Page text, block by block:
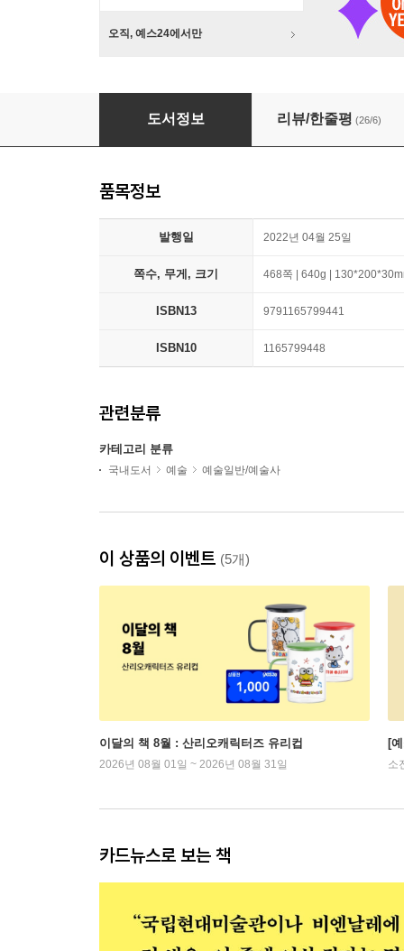
오직, 예스24에서만
누가 선택을 강요하는가?
도서정보 리뷰/한줄평 (26/6)
품목정보
발행일 2022년 04월 25일
쪽수, 무게, 크기 468쪽 | 640g |
ISBN13 9791165799441
ISBN10 1165799448
관련분류
카테고리 분류
국내도서 예술 예술일반/예술사
이 상품의 이벤트 (5개)
이달의 책 8월 : 산리오캐릭터즈 유리컵
2026년 08월 01일 ~ 2026년 08월 31일
[
소
카드뉴스로 보는 책